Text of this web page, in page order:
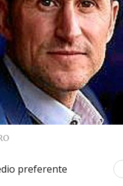
preferente